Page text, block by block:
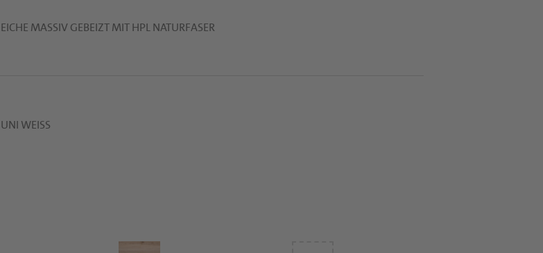
EICHE MASSIV GEBEIZT MIT HPL NATURFASER
UNI WEISS